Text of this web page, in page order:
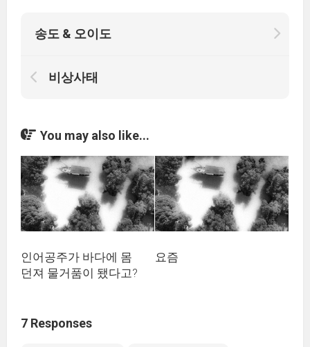
송도 & 오이도
비상사태
You may also like...
인어공주가 바다에 몸
던져 물거품이 됐다고?
요즘
7 Responses